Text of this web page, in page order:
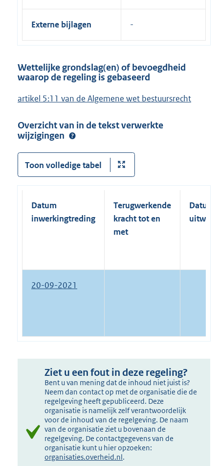
Externe bijlagen
Wettelijke grondslag(en) of bevoegdheid
waarop de regeling is gebaseerd
artikel 5:11 van de Algemene wet bestuursrecht
Overzicht van in de tekst verwerkte
wijzigingen
Toon volledige tabel
Datum
inwerkingtreding
Terugwerkende
kracht tot en
met
Datum
20-09-2021
Ziet u een fout in deze regeling?
Bent u van mening dat de inhoud niet juist is?
Neem dan contact op met de organisatie die de
regelgeving heeft gepubliceerd. Deze
organisatie is namelijk zelf verantwoordelijk
voor de inhoud van de regelgeving. De naam
van de organisatie ziet u bovenaan de
regelgeving. De contactgegevens van de
organisatie kunt u hier opzoeken:
organisaties.overheid.nl.